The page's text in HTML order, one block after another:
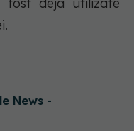
fost deja utilizate
News -